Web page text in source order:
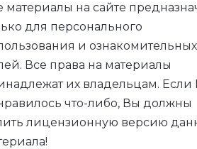
материалы на сайте
для персонального
и ознакомительных
Все права на материалы
их владельцам. Если
что-либо, Вы должны
лицензионную версию